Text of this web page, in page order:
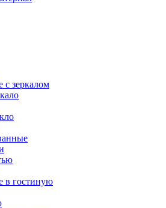
зеркалом
в гостиную